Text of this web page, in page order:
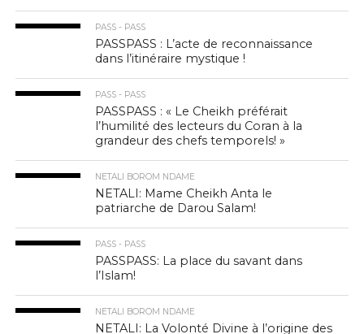
PASS - PASS
PASSPASS : L’acte de reconnaissance
dans l’itinéraire mystique !
PASS - PASS
PASSPASS : « Le Cheikh préférait
l’humilité des lecteurs du Coran à la
grandeur des chefs temporels! »
NETALI BOROM NDAME
NETALI: Mame Cheikh Anta le
patriarche de Darou Salam!
PASS - PASS
PASSPASS: La place du savant dans
l’Islam!
NETALI BOROM NDAME
NETALI: La Volonté Divine à l’origine des